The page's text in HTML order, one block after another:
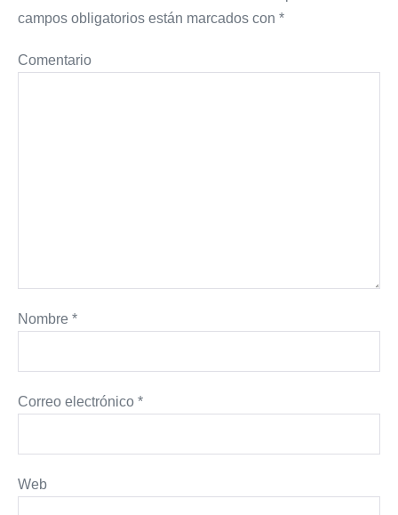
campos obligatorios están marcados con *
Comentario
Nombre *
Correo electrónico *
Web